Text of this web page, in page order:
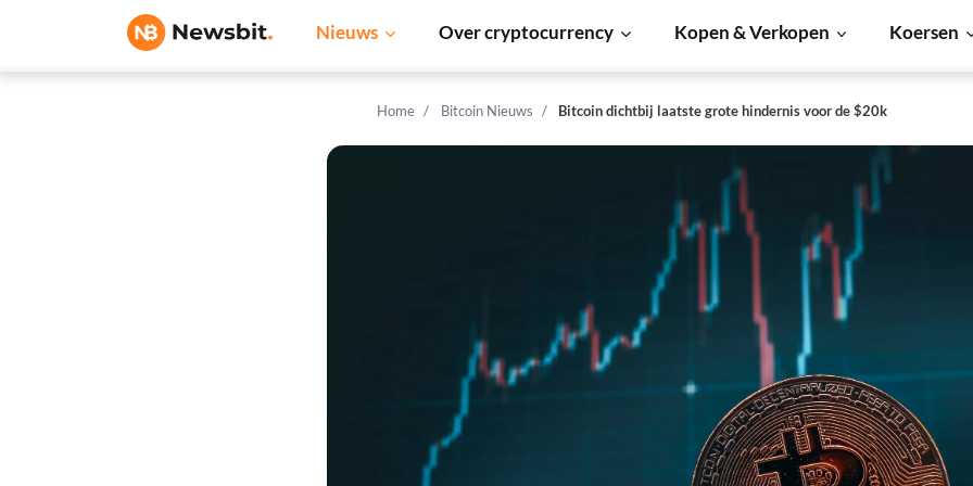
Nieuws Over cryptocurrency Kopen & Verkopen Koersen
Home Bitcoin Nieuws Bitcoin dichtbij laatste grote hindernis voor de $20k